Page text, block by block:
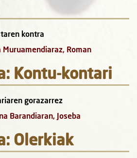
kontra
Muruamendiaraz, Roman
Kontu-kontari
gorazarrez
Barandiaran, Joseba
Olerkiak